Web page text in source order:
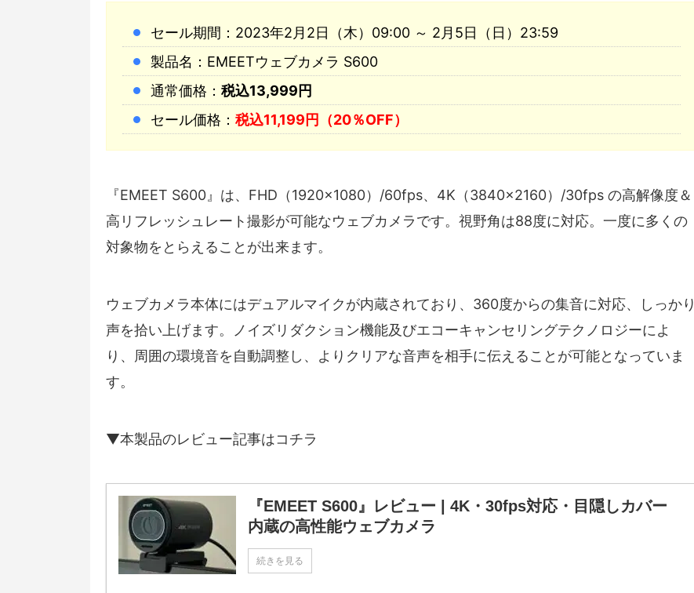
セール期間：2023年2月2日（木）09:00 ～ 2月5日（日）23:59
製品名：EMEETウェブカメラ S600
通常価格： 税込13,999円
セール価格： 税込11,199円（20％OFF）
『EMEET S600』は、FHD（1920×1080）/60fps、4K（3840×2160）/30fps の高解像度＆
高リフレッシュレート撮影が可能なウェブカメラです。視野角は88度に対応。一度に多くの
対象物をとらえることが出来ます。
ウェブカメラ本体にはデュアルマイクが内蔵されており、360度からの集音に対応、しっかり
声を拾い上げます。ノイズリダクション機能及びエコーキャンセリングテクノロジーによ
り、周囲の環境音を自動調整し、よりクリアな音声を相手に伝えることが可能となっていま
す。
▼本製品のレビュー記事はコチラ
『EMEET S600』レビュー | 4K・30fps対応・目隠しカバー
内蔵の高性能ウェブカメラ
続きを見る